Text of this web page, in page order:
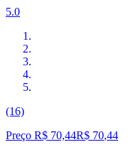
5.0
(16)
Preço R$ 70,44R$ 70,44